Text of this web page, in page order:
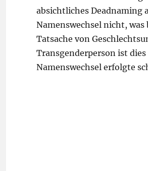
absichtliches Deadnaming
Namenswechsel nicht, was
Tatsache von
Transgenderperson ist
Namenswechsel erfolgte